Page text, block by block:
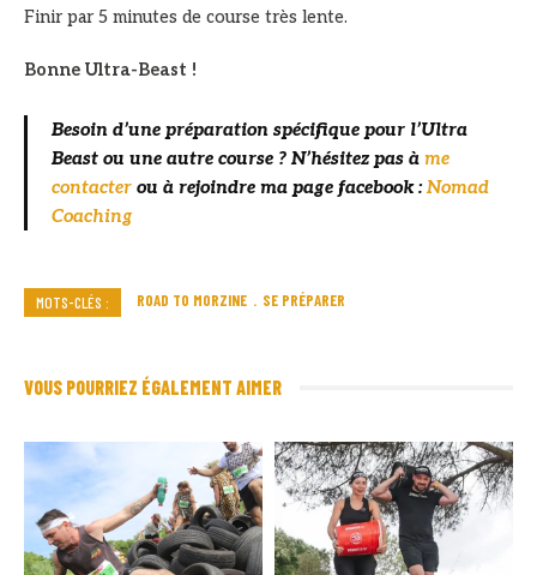
Finir par 5 minutes de course très lente.
Bonne Ultra-Beast !
Besoin d’une préparation spécifique pour l’Ultra
Beast ou une autre course ? N’hésitez pas à me
contacter ou à rejoindre ma page facebook : Nomad
Coaching
MOTS-CLÉS : ROAD TO MORZINE SE PRÉPARER
VOUS POURRIEZ ÉGALEMENT AIMER